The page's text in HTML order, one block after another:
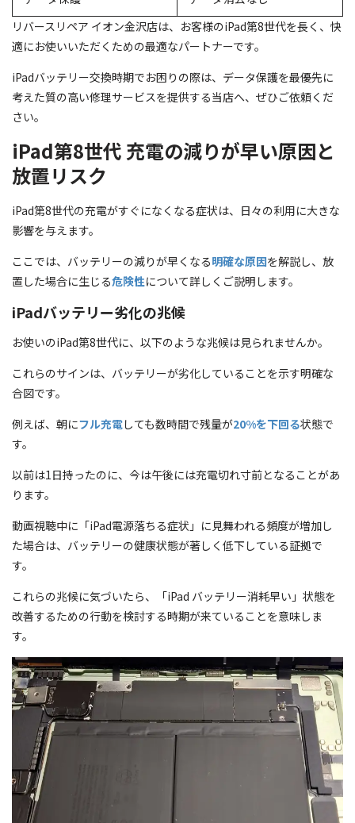
リバースリペア イオン金沢店は、お客様のiPad第8世代を長く、快
適にお使いいただくための最適なパートナーです。
iPadバッテリー交換時期でお困りの際は、データ保護を最優先に
考えた質の高い修理サービスを提供する当店へ、ぜひご依頼くだ
さい。
iPad第8世代 充電の減りが早い原因と
放置リスク
iPad第8世代の充電がすぐになくなる症状は、日々の利用に大きな
影響を与えます。
ここでは、バッテリーの減りが早くなる明確な原因を解説し、放
置した場合に生じる危険性について詳しくご説明します。
iPadバッテリー劣化の兆候
お使いのiPad第8世代に、以下のような兆候は見られませんか。
これらのサインは、バッテリーが劣化していることを示す明確な
合図です。
例えば、朝にフル充電しても数時間で残量が20%を下回る状態で
す。
以前は1日持ったのに、今は午後には充電切れ寸前となることがあ
ります。
動画視聴中に「iPad電源落ちる症状」に見舞われる頻度が増加し
た場合は、バッテリーの健康状態が著しく低下している証拠で
す。
これらの兆候に気づいたら、「iPad バッテリー消耗早い」状態を
改善するための行動を検討する時期が来ていることを意味しま
す。